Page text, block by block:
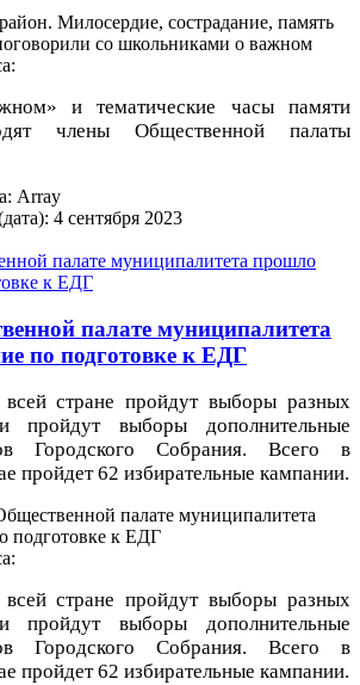
Милосердие, сострадание, память
со школьниками о важном
и тематические часы памяти
члены Общественной палаты
Array
4 сентября 2023
палате муниципалитета
по подготовке к ЕДГ
стране пройдут выборы разных
выборы дополнительные
Городского Собрания. Всего в
пройдет 62 избирательные кампании.
палате муниципалитета
подготовке к ЕДГ
стране пройдут выборы разных
выборы дополнительные
Городского Собрания. Всего в
пройдет 62 избирательные кампании.